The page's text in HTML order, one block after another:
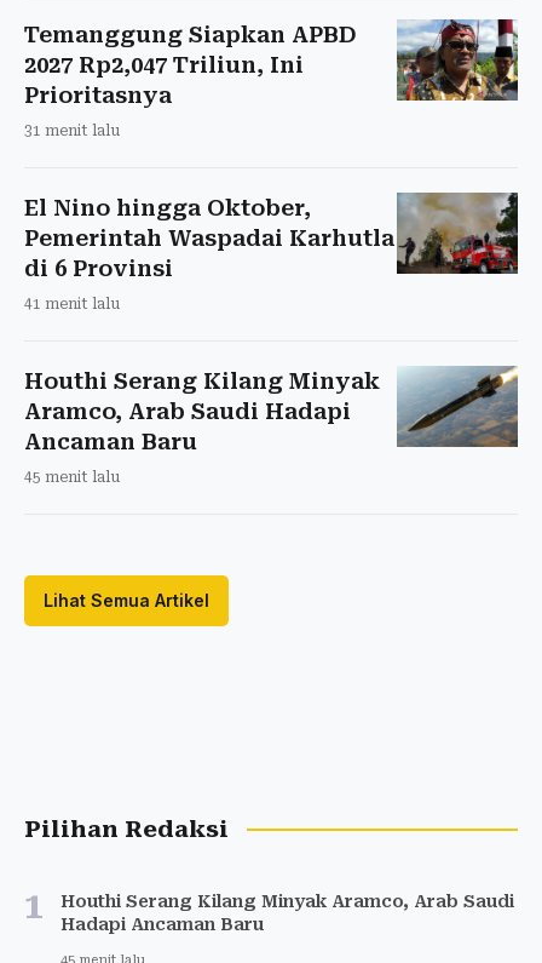
Temanggung Siapkan APBD
2027 Rp2,047 Triliun, Ini
Prioritasnya
31 menit lalu
El Nino hingga Oktober,
Pemerintah Waspadai Karhutla
di 6 Provinsi
41 menit lalu
Houthi Serang Kilang Minyak
Aramco, Arab Saudi Hadapi
Ancaman Baru
45 menit lalu
Lihat Semua Artikel
Pilihan Redaksi
1
Houthi Serang Kilang Minyak Aramco, Arab Saudi
Hadapi Ancaman Baru
45 menit lalu